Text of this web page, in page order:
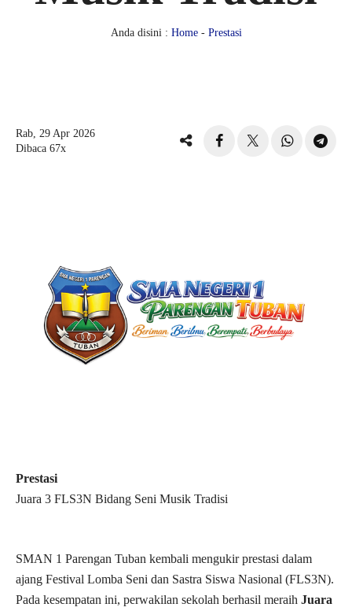
Anda disini : Home- Prestasi
Rab, 29 Apr 2026
Dibaca 67x
Prestasi
Juara 3 FLS3N Bidang Seni Musik Tradisi
SMAN 1 Parengan Tuban kembali mengukir prestasi dalam
ajang Festival Lomba Seni dan Sastra Siswa Nasional (FLS3N).
Pada kesempatan ini, perwakilan sekolah berhasil meraih Juara